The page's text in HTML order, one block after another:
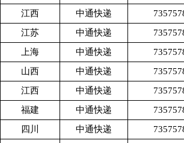
江西 中通快递
江苏 中通快递
上海 中通快递
山西 中通快递
江西 中通快递
福建 中通快递
四川 中通快递